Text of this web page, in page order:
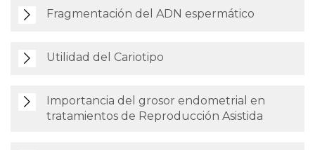
Fragmentación del ADN espermático
Utilidad del Cariotipo
Importancia del grosor endometrial en
tratamientos de Reproducción Asistida